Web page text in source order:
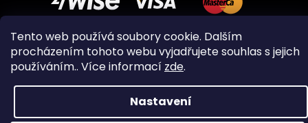
Tento web používá soubory cookie. Dalším
procházením tohoto webu vyjadřujete souhlas s jejich
používáním.. Více informací zde.
Nastavení
Copyright 2026PeltramMinerals. Všechna práva
vyhrazena.